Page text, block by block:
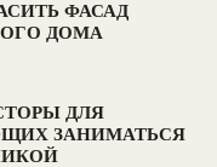
ФАСАД
ДОМА
ДЛЯ
ЗАНИМАТЬСЯ